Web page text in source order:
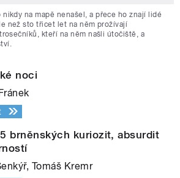
na mapě nenašel, a přece ho znají lidé
než sto třicet let na něm prožívají
kteří na něm našli útočiště, a
noci
brněnských kuriozit, absurdit
Tomáš Kremr